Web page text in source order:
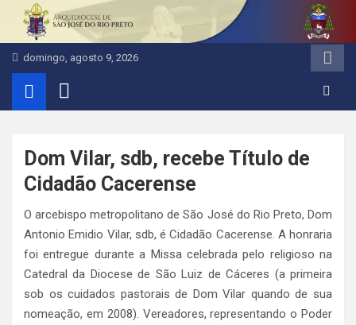
Pular
domingo, agosto 9, 2026
Dom Vilar, sdb, recebe Título de
Cidadão Cacerense
O arcebispo metropolitano de São José do Rio Preto, Dom
Antonio Emidio Vilar, sdb, é Cidadão Cacerense. A honraria
foi entregue durante a Missa celebrada pelo religioso na
Catedral da Diocese de São Luiz de Cáceres (a primeira
sob os cuidados pastorais de Dom Vilar quando de sua
nomeação, em 2008). Vereadores, representando o Poder